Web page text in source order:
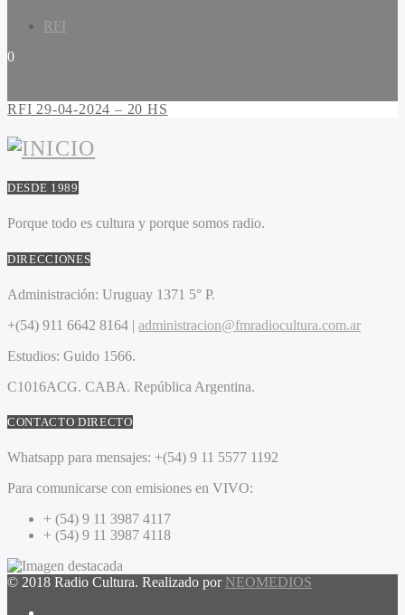
RFI
0
RFI 29-04-2024 – 20 HS
DESDE 1989
Porque todo es cultura y porque somos radio.
DIRECCIONES
Administración: Uruguay 1371 5° P.
+(54) 911 6642 8164 | administracion@fmradiocultura.com.ar
Estudios: Guido 1566.
C1016ACG. CABA. República Argentina.
CONTACTO DIRECTO
Whatsapp para mensajes: +(54) 9 11 5577 1192
Para comunicarse con emisiones en VIVO:
+ (54) 9 11 3987 4117
+ (54) 9 11 3987 4118
© 2018 Radio Cultura. Realizado por NEOMEDIOS